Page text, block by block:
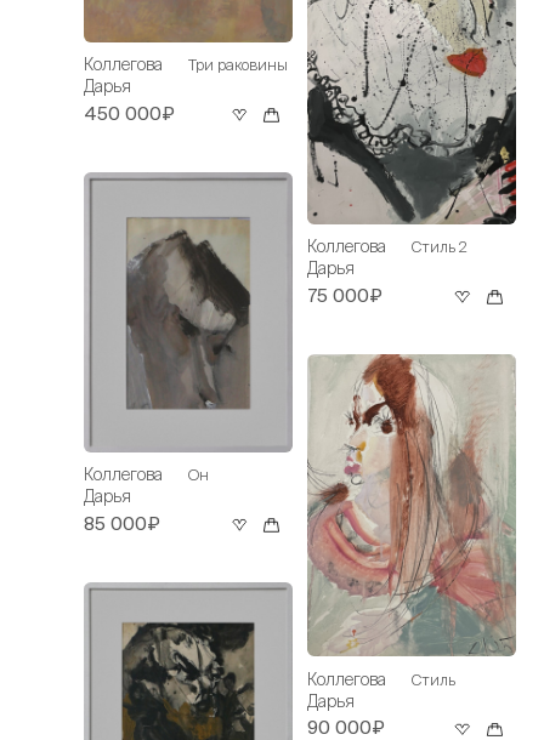
Коллегова
Дарья
Три раковины
450 000₽
Коллегова
Дарья
Он
85 000₽
Коллегова
Дарья
Стиль 2
75 000₽
Коллегова
Дарья
Стиль
90 000₽